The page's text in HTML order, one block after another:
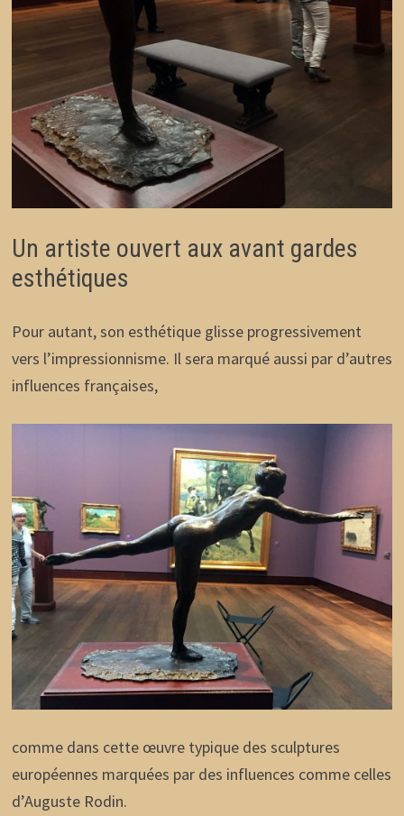
Un artiste ouvert aux avant gardes
esthétiques
Pour autant, son esthétique glisse progressivement
vers l’impressionnisme. Il sera marqué aussi par d’autres
influences françaises,
comme dans cette œuvre typique des sculptures
européennes marquées par des influences comme celles
d’Auguste Rodin.